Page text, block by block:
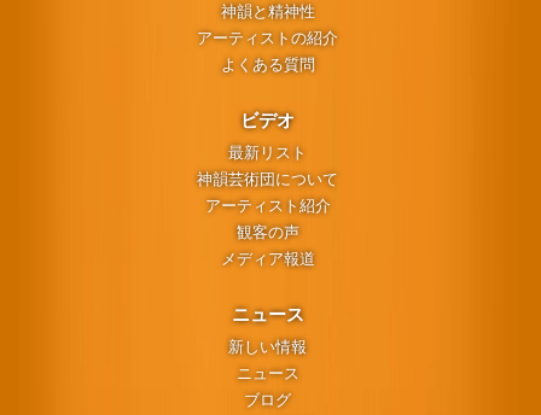
神韻と精神性
アーティストの紹介
よくある質問
ビデオ
最新リスト
神韻芸術団について
アーティスト紹介
観客の声
メディア報道
ニュース
新しい情報
ニュース
ブログ